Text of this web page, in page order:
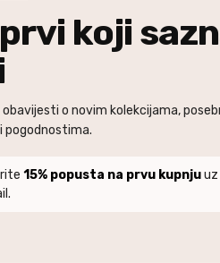
koji
o novim kolekcijama,
pogodnostima.
15% popusta na prvu kupnjuuz